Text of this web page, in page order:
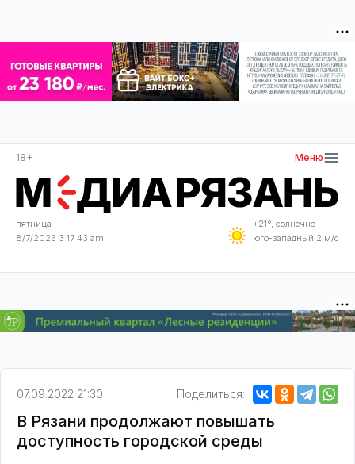
18+ Меню
пятница
8/7/2026 3:17:43 am
+21°, солнечно
юго-западный 2 м/с
07.09.2022 21:30 Поделиться:
В Рязани продолжают повышать
доступность городской среды